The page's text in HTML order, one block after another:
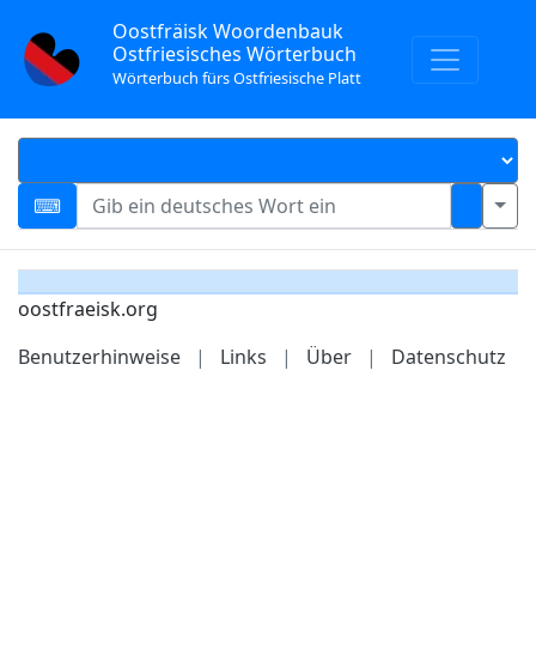
Oostfräisk Woordenbauk
Ostfriesisches Wörterbuch
Wörterbuch fürs Ostfriesische Platt
oostfraeisk.org
Benutzerhinweise
| Links | Über | Datenschutz